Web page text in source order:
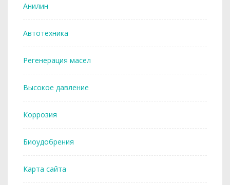
Анилин
Автотехника
Регенерация масел
Высокое давление
Коррозия
Биоудобрения
Карта сайта